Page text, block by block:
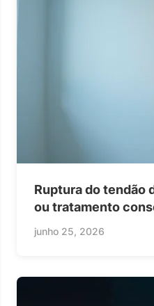
Ruptura do tendão
ou tratamento
junho 25, 2026